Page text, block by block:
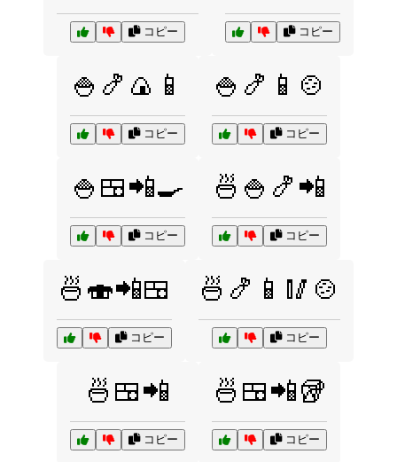
コピー コピー
🍚🍤🍙📱
コピー
🍚🍤📱🍲
コピー
🍚🍱📲🍳
コピー
🍜🍚🍤📲
コピー
🍜🍣📲🍱
コピー
🍜🍤📱🥢🍲
コピー
🍜🍱📲
コピー
🍜🍱📲🥡
コピー